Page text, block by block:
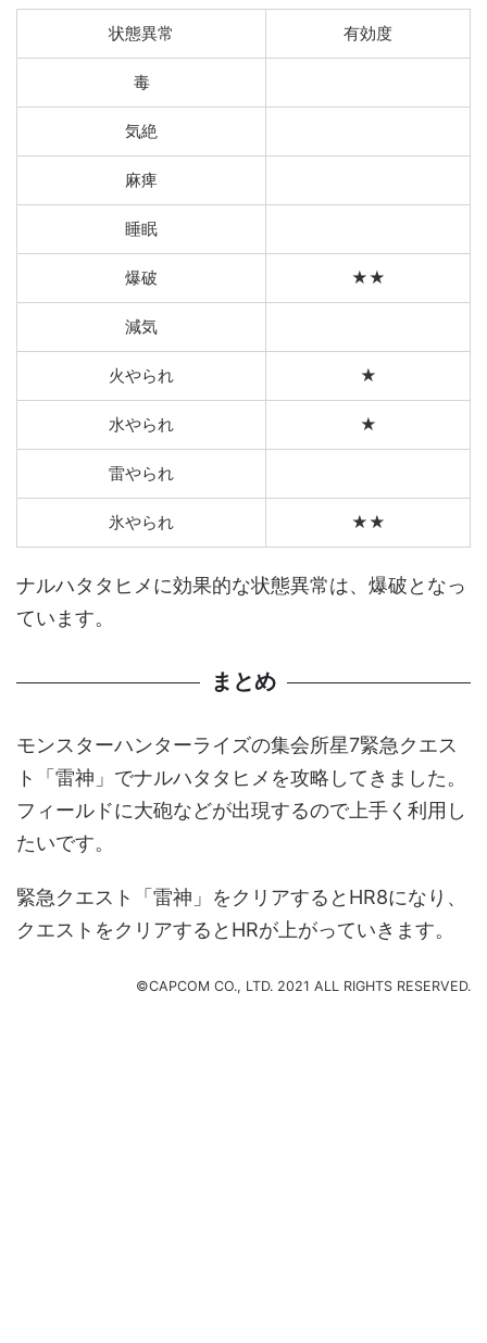
状態異常 有効度
毒
気絶
麻痺
睡眠
爆破 ★★
減気
火やられ ★
水やられ ★
雷やられ
氷やられ ★★
ナルハタタヒメに効果的な状態異常は、爆破となっ
ています。
まとめ
モンスターハンターライズの集会所星7緊急クエス
ト「雷神」でナルハタタヒメを攻略してきました。
フィールドに大砲などが出現するので上手く利用し
たいです。
緊急クエスト「雷神」をクリアするとHR8になり、
クエストをクリアするとHRが上がっていきます。
©CAPCOM CO., LTD. 2021 ALL RIGHTS RESERVED.